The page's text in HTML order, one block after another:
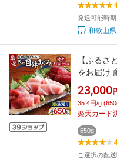
発送可能時
和歌山
【ふるさ
をお届け
身 セット
三崎 三崎
日 湊魚問
23,000
35.4円/g
楽天カード
650g
ご選択の配